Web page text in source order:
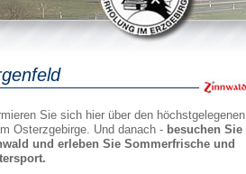
Sie sich hier über den höchstgelegenen
Osterzgebirge. Und danach - besuchen Sie
und erleben Sie Sommerfrische und